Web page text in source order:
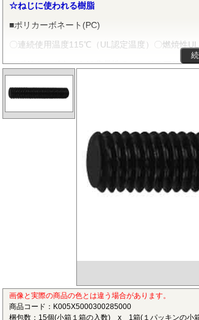
☆ねじに使われる樹脂
■ポリカーボネート(PC)
〇連続使用温度115℃（UL認定温度）〇燃焼性
ポリカーボネートは非晶性のエンジニアリング
性、電気的特性などをバランスよく備え、かつ
動車、医療分野にいたるまで、幅広く用いられま
■ポリフェニレンサルファイド(PPS)
〇連続使用温度200℃（UL認定温度）〇燃焼性
PPSは結晶性のスーパーエンジニアリングプ
長時間使用しても物性劣化はほとんどありませ
法安定性にも優れ、電気・電子部品、自動車部
■ガラス繊維強化ポリアミドMXD6(RENY)
の代替材料として自動車等輸送機部品、一般機
■ポリエーテルエーテルケトン(PEEK)
〇連続使用温度180℃（UL認定温度）〇燃焼性
画像と実際の商品の色とは違う場合があります。
商品コード：K005X5000300285000
梱包数：15個(小箱１箱の入数) x 1箱(１パッキンの小